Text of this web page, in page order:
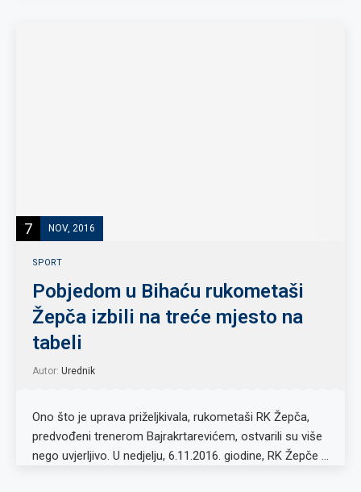
7 NOV, 2016
SPORT
Pobjedom u Bihaću rukometaši
Žepča izbili na treće mjesto na
tabeli
Autor: Urednik
Ono što je uprava priželjkivala, rukometaši RK Žepča,
predvođeni trenerom Bajrakrtarevićem, ostvarili su više
nego uvjerljivo. U nedjelju, 6.11.2016. giodine, RK Žepče …